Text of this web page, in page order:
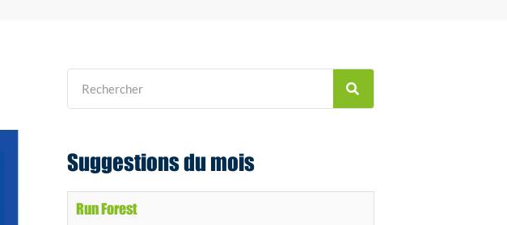
Suggestions du mois
Run Forest